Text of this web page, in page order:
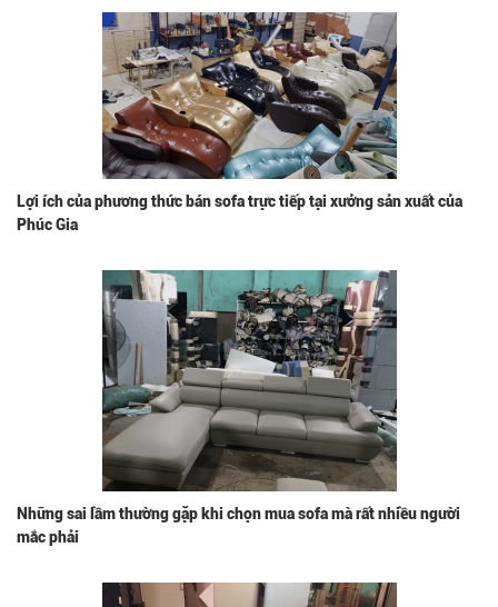
Lợi ích của phương thức bán sofa trực tiếp tại xưởng sản xuất của
Phúc Gia
Những sai lầm thường gặp khi chọn mua sofa mà rất nhiều người
mắc phải